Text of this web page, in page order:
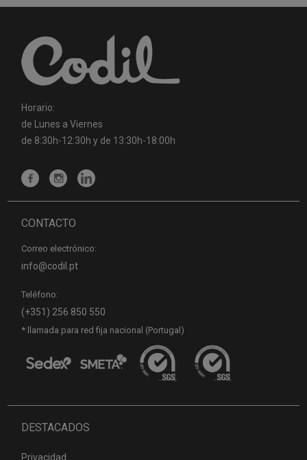
Horario:
de Lunes a Viernes
de 8:30h-12:30h y de 13:30h-18:00h
CONTACTO
Correo electrónico:
info@codil.pt
Teléfono:
(+351) 256 850 550
* llamada para red fija nacional (Portugal)
DESTACADOS
Privacidad